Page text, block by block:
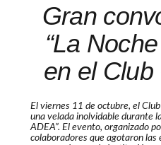
Gran
“La
en el
El viernes 11 de octubre, el
una velada inolvidable durante
ADEA”. El evento, organizado
colaboradores que agotaron las